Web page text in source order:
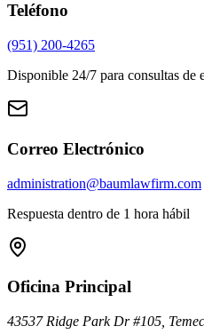
Teléfono
(951) 200-4265
Disponible 24/7 para consultas de
Correo Electrónico
administration@baumlawfirm.com
Respuesta dentro de 1 hora hábil
Oficina Principal
43537 Ridge Park Dr #105,